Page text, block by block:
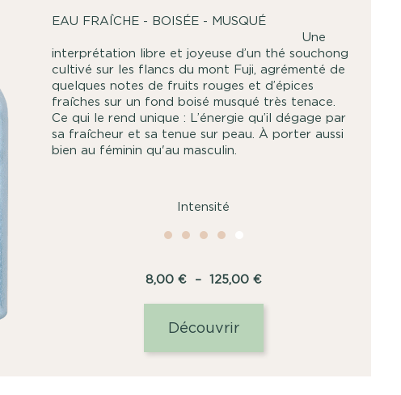
EAU FRAÎCHE - BOISÉE - MUSQUÉ
Une
interprétation libre et joyeuse d’un thé souchong
cultivé sur les flancs du mont Fuji, agrémenté de
quelques notes de fruits rouges et d’épices
fraîches sur un fond boisé musqué très tenace.
Ce qui le rend unique : L’énergie qu’il dégage par
sa fraîcheur et sa tenue sur peau. À porter aussi
bien au féminin qu'au masculin.
Intensité
8,00€ – 125,00€Plage
Découvrir